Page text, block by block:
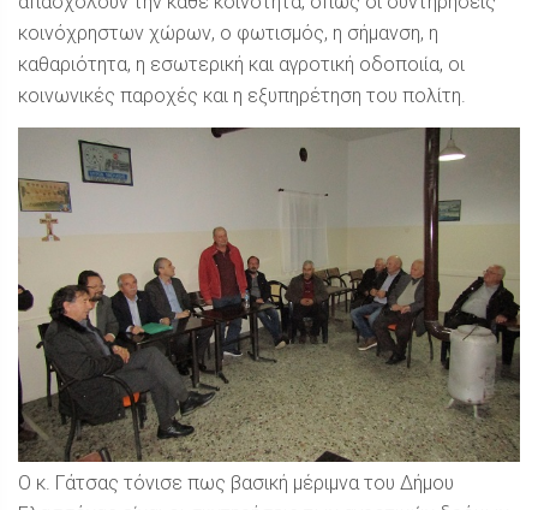
κοινόχρηστων χώρων, ο φωτισμός, η σήμανση, η
καθαριότητα, η εσωτερική και αγροτική οδοποιία, οι
κοινωνικές παροχές και η εξυπηρέτηση του πολίτη.
Ο κ. Γάτσας τόνισε πως βασική μέριμνα του Δήμου